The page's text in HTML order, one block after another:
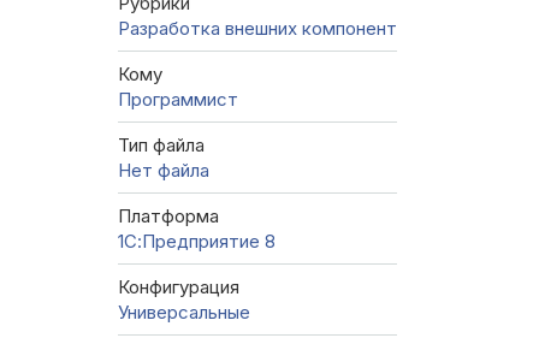
Разработка внешних компонент
Кому
Программист
Тип файла
Нет файла
Платформа
1С:Предприятие 8
Конфигурация
Универсальные